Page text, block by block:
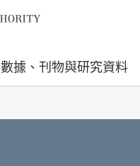
數據、刊物與研究資料